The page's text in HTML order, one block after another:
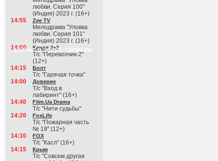
любви. Серия 100"
(Индия) 2023 г. (16+)
14:55
Zee TV
Мелодрама "Уловка
любви. Серия 101"
(Индия) 2023 г. (16+)
СЕЙЧАС В ЭФИРЕ: СЕРИАЛЫ
14:00 Канал 2+2
Т/с "Перевозчик-2"
(12+)
14:15
Болт
Т/с "Гарячая точка"
14:00
Доверие
Т/с "Вход в
лабиринт" (16+)
14:40
Film.Ua Drama
Т/с "Нити судьбы"
14:20
FoxLife
Т/с "Пожарная часть
№ 19" (12+)
14:10
FOX
Т/с "Касл" (16+)
14:15
Крым
Т/с "Совсем другая